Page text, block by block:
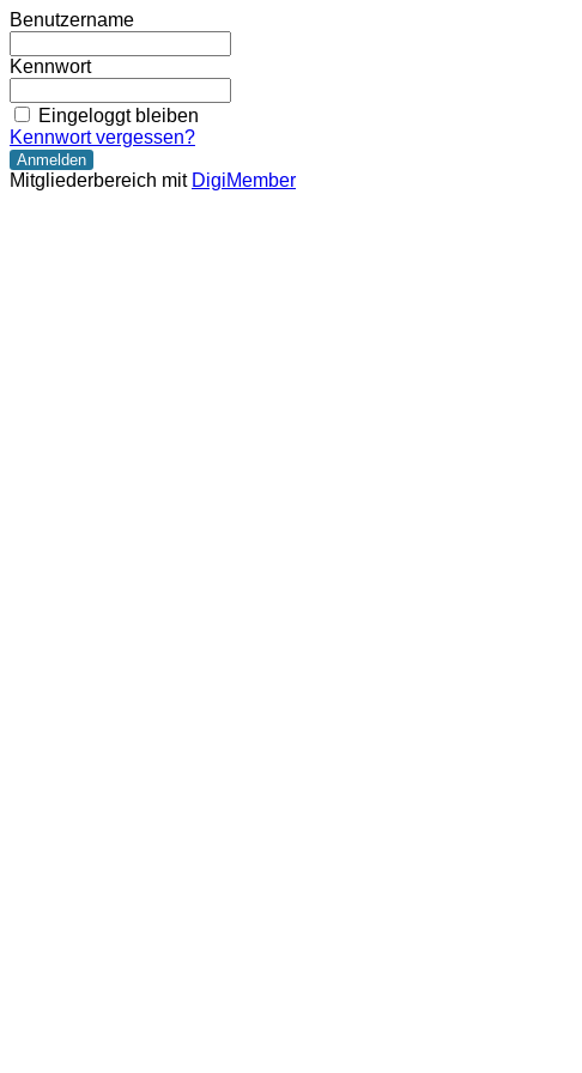
Benutzername
Kennwort
Eingeloggt bleiben
Kennwort vergessen?
Mitgliederbereich mit DigiMember